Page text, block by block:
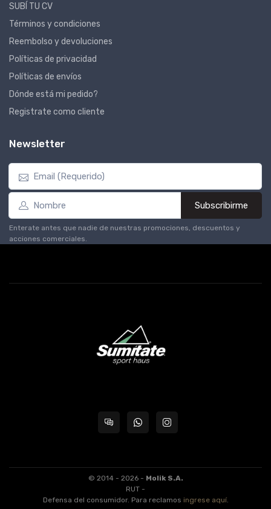
SUBÍ TU CV
Términos y condiciones
Reembolso y devoluciones
Políticas de privacidad
Políticas de envíos
Dónde está mi pedido?
Registrate como cliente
Newsletter
Subscribirme
Enterate antes que nadie de nuestras promociones, descuentos y
acciones comerciales.
© 2014 - 2026 - Molik S.A.
RUT -
Defensa del consumidor. Para reclamos ingrese aquí.